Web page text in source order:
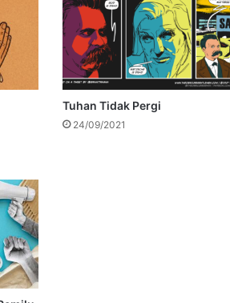
Tuhan Tidak Pergi
24/09/2021